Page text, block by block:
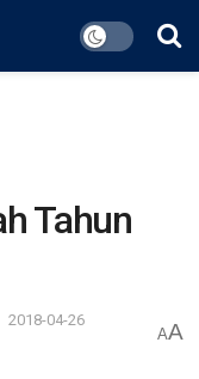
Tahun
2018-04-26
AA